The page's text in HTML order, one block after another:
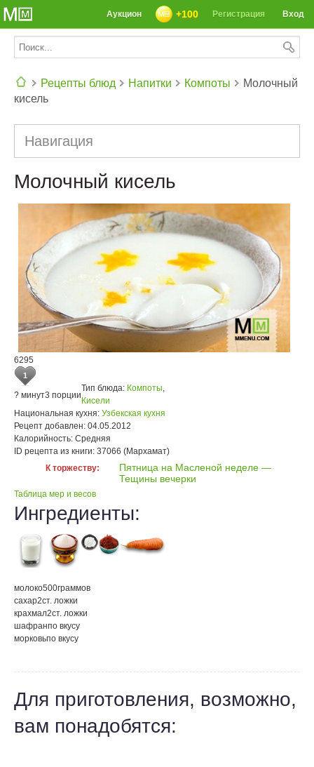
Вход
Регистрация
+100
Аукцион
Рецепты блюд Напитки Компоты
Молочный
кисель
Навигация
Молочный кисель
6295
1
? минут3 порции
Тип блюда: Компоты
Кисели
Национальная кухня: Узбекская кухня
Рецепт добавлен: 04.05.2012
Калорийность: Средняя
ID рецепта из книги: 37066 (Мархамат)
К торжеству:
Пятница на Масленой неделе —
Тещины вечерки
Таблица мер и весов
Ингредиенты:
молоко500граммов
сахар2ст. ложки
крахмал2ст. ложки
шафранпо вкусу
морковьпо вкусу
Для приготовления, возможно,
вам понадобятся: